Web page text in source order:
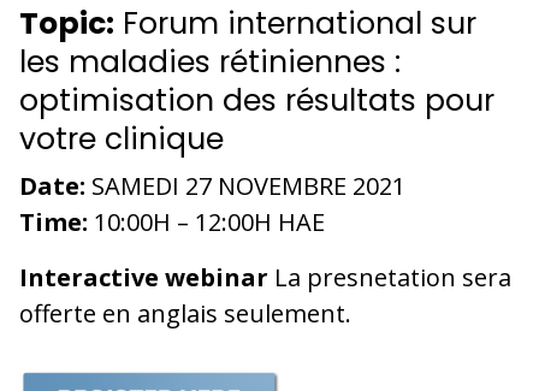
Topic: Forum international sur
les maladies rétiniennes :
optimisation des résultats pour
votre clinique
Date: SAMEDI 27 NOVEMBRE 2021
Time: 10:00H – 12:00H HAE
Interactive webinar La presnetation sera
offerte en anglais seulement.